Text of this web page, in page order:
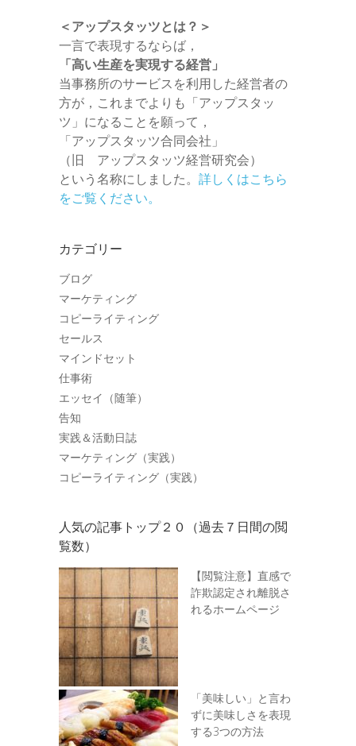
＜アップスタッツとは？＞
一言で表現するならば，
「高い生産を実現する経営」
当事務所のサービスを利用した経営者の
方が，これまでよりも「アップスタッ
ツ」になることを願って，
「アップスタッツ合同会社」
（旧 アップスタッツ経営研究会）
という名称にしました。 詳しくはこちら
をご覧ください。
カテゴリー
ブログ
マーケティング
コピーライティング
セールス
マインドセット
仕事術
エッセイ（随筆）
告知
実践＆活動日誌
マーケティング（実践）
コピーライティング（実践）
人気の記事トップ２０（過去７日間の閲
覧数）
【閲覧注意】直感で
詐欺認定され離脱さ
れるホームページ
「美味しい」と言わ
ずに美味しさを表現
する3つの方法